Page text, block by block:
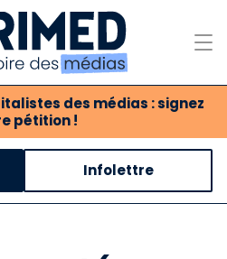
des médias : signez
pétition !
association
des médias
Infolettre